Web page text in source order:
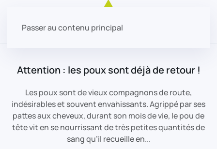
Passer au contenu principal
Attention : les poux sont déjà de retour !
Les poux sont de vieux compagnons de route,
indésirables et souvent envahissants. Agrippé par ses
pattes aux cheveux, durant son mois de vie, le pou de
tête vit en se nourrissant de très petites quantités de
sang qu’il recueille en...